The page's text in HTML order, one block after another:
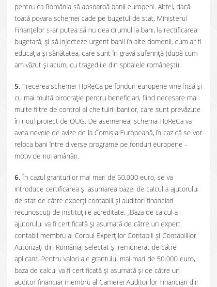
pentru ca România să absoarbă banii europeni. Altfel, dacă
toată povara schemei cade pe bugetul de stat, Ministerul
Finanțelor s-ar putea să nu dea drumul la bani, la rectificarea
bugetară, și să injecteze urgent banii în alte domenii, cum ar fi
educația și sănătatea, care sunt în gravă suferință (după cum
am văzut și acum, cu tragediile din spitalele românești).
5. Trecerea schemei HoReCa pe fonduri europene vine însă și
cu mai multă birocrație pentru beneficiari, fiind necesare mai
multe filtre de control al cheltuirii banilor, care sunt prevăzute
în noul proiect de OUG. De asemenea, schema HoReCa va
avea nevoie de avize de la Comisia Europeană, în caz că se vor
reloca bani între diverse programe pe fonduri europene –
motiv de noi amânări.
6. În cazul granturilor mai mari de 50.000 euro, se va
introduce certificarea și asumarea bazei de calcul a ajutorului
de stat de către experți contabili și auditori financiari
recunoscuți de instituțiile acreditate. „Baza de calcul a
ajutorului va fi certificată și asumată de către un expert
contabil membru al Corpul Experților Contabili și Contabililor
Autorizați din România, selectat și remunerat de către
aplicant. Pentru valori ale grantului mai mari de 50.000 euro,
baza de calcul va fi certificată și asumată și de către un
auditor financiar membru al Camerei Auditorilor Financiari din